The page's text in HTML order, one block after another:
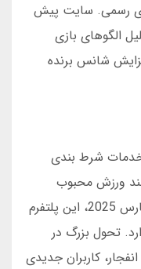
های رسمی. سایت پیش
الگوهای بازی
شانس برنده
ارائه خدمات شرط بندی
ورزش محبوب
پوشش داده می شد. بر اساس آمار مارس 2025، این پلتفرم
دارد. تحول بزرگ در
انفجار، کاربران جدیدی